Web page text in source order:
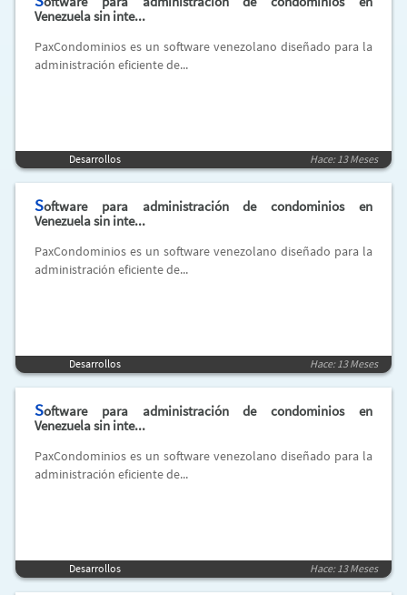
Venezuela sin inte...
PaxCondominios es un software venezolano diseñado para la
administración eficiente de...
Desarrollos Hace: 13 Meses
Software para administración de condominios en
Venezuela sin inte...
PaxCondominios es un software venezolano diseñado para la
administración eficiente de...
Desarrollos Hace: 13 Meses
Software para administración de condominios en
Venezuela sin inte...
PaxCondominios es un software venezolano diseñado para la
administración eficiente de...
Desarrollos Hace: 13 Meses